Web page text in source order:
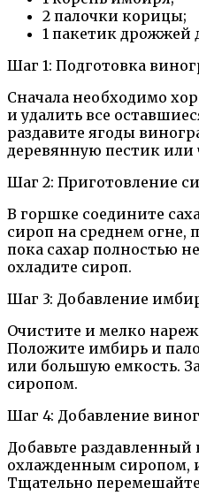
2 палочки корицы;
1 пакетик дрожжей
Шаг 1: Подготовка
Сначала необходимо
и удалить все
раздавите ягоды
деревянную пестик или
Шаг 2: Приготовление
В горшке соедините
сироп на среднем огне,
пока сахар полностью
охладите сироп.
Шаг 3: Добавление
Очистите и мелко
Положите имбирь и
или большую емкость.
сиропом.
Шаг 4: Добавление
Добавьте раздавленный
охлажденным сиропом,
Тщательно